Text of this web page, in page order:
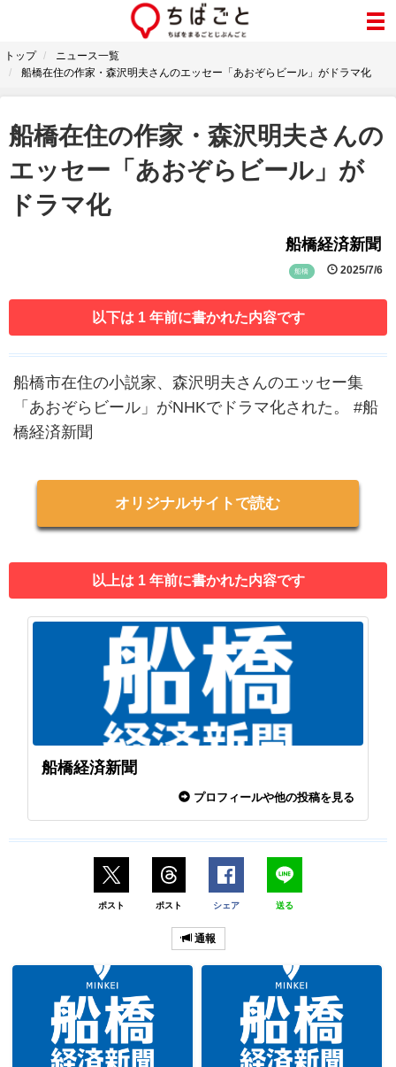
トップ
ニュース一覧
船橋在住の作家・森沢明夫さんのエッセー「あおぞらビール」がドラマ化
船橋在住の作家・森沢明夫さんの
エッセー「あおぞらビール」が
ドラマ化
船橋経済新聞
船橋 2025/7/6
以下は 1 年前に書かれた内容です
船橋市在住の小説家、森沢明夫さんのエッセー集
「あおぞらビール」がNHKでドラマ化された。 #船
橋経済新聞
オリジナルサイトで読む
以上は 1 年前に書かれた内容です
船橋経済新聞
プロフィールや他の投稿を見る
ポスト ポスト シェア 送る
通報